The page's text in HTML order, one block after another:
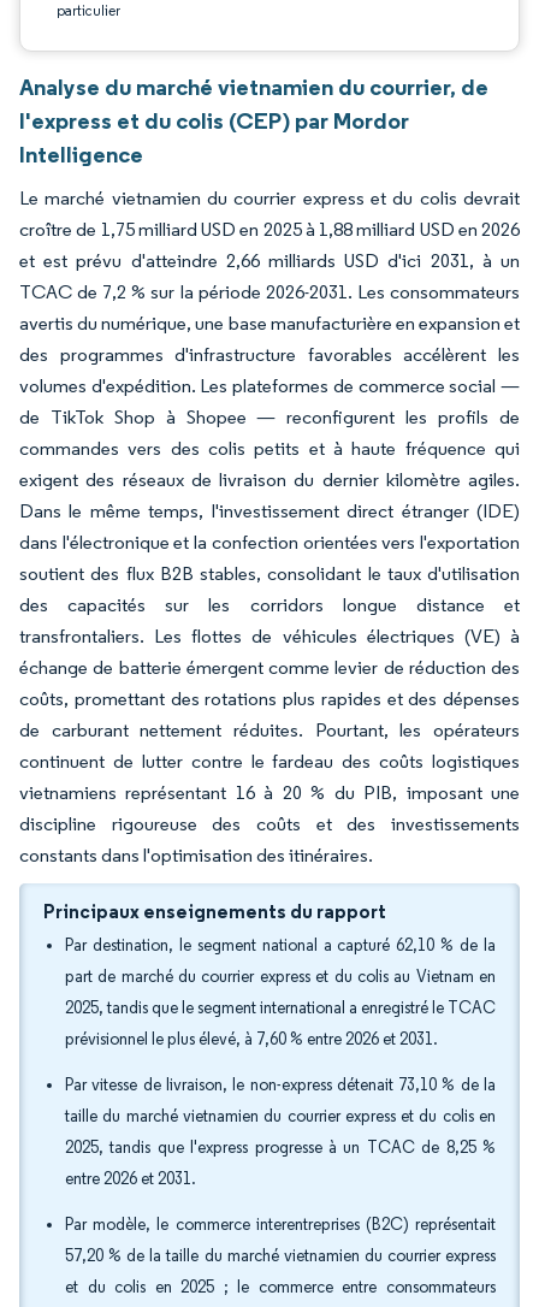
particulier
Analyse du marché vietnamien du courrier, de
l'express et du colis (CEP) par Mordor
Intelligence
Le marché vietnamien du courrier express et du colis devrait
croître de 1,75 milliard USD en 2025 à 1,88 milliard USD en 2026
et est prévu d'atteindre 2,66 milliards USD d'ici 2031, à un
TCAC de 7,2 % sur la période 2026-2031. Les consommateurs
avertis du numérique, une base manufacturière en expansion et
des programmes d'infrastructure favorables accélèrent les
volumes d'expédition. Les plateformes de commerce social —
de TikTok Shop à Shopee — reconfigurent les profils de
commandes vers des colis petits et à haute fréquence qui
exigent des réseaux de livraison du dernier kilomètre agiles.
Dans le même temps, l'investissement direct étranger (IDE)
dans l'électronique et la confection orientées vers l'exportation
soutient des flux B2B stables, consolidant le taux d'utilisation
des capacités sur les corridors longue distance et
transfrontaliers. Les flottes de véhicules électriques (VE) à
échange de batterie émergent comme levier de réduction des
coûts, promettant des rotations plus rapides et des dépenses
de carburant nettement réduites. Pourtant, les opérateurs
continuent de lutter contre le fardeau des coûts logistiques
vietnamiens représentant 16 à 20 % du PIB, imposant une
discipline rigoureuse des coûts et des investissements
constants dans l'optimisation des itinéraires.
Principaux enseignements du rapport
Par destination, le segment national a capturé 62,10 % de la
part de marché du courrier express et du colis au Vietnam en
2025, tandis que le segment international a enregistré le TCAC
prévisionnel le plus élevé, à 7,60 % entre 2026 et 2031.
Par vitesse de livraison, le non-express détenait 73,10 % de la
taille du marché vietnamien du courrier express et du colis en
2025, tandis que l'express progresse à un TCAC de 8,25 %
entre 2026 et 2031.
Par modèle, le commerce interentreprises (B2C) représentait
57,20 % de la taille du marché vietnamien du courrier express
et du colis en 2025 ; le commerce entre consommateurs